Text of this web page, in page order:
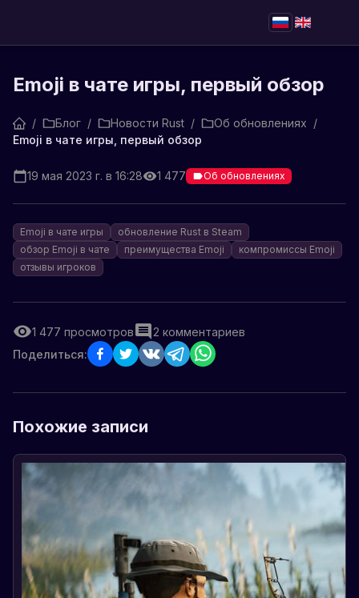
Emoji в чате игры, первый обзор
/ Блог / Новости Rust / Об обновлениях /
Emoji в чате игры, первый обзор
19 мая 2023 г. в 16:28 1 477 Об обновлениях
Emoji в чате игры
обновление Rust в Steam
обзор Emoji в чате
преимущества Emoji
компромиссы Emoji
отзывы игроков
1 477 просмотров 2 комментариев
Поделиться:
Похожие записи